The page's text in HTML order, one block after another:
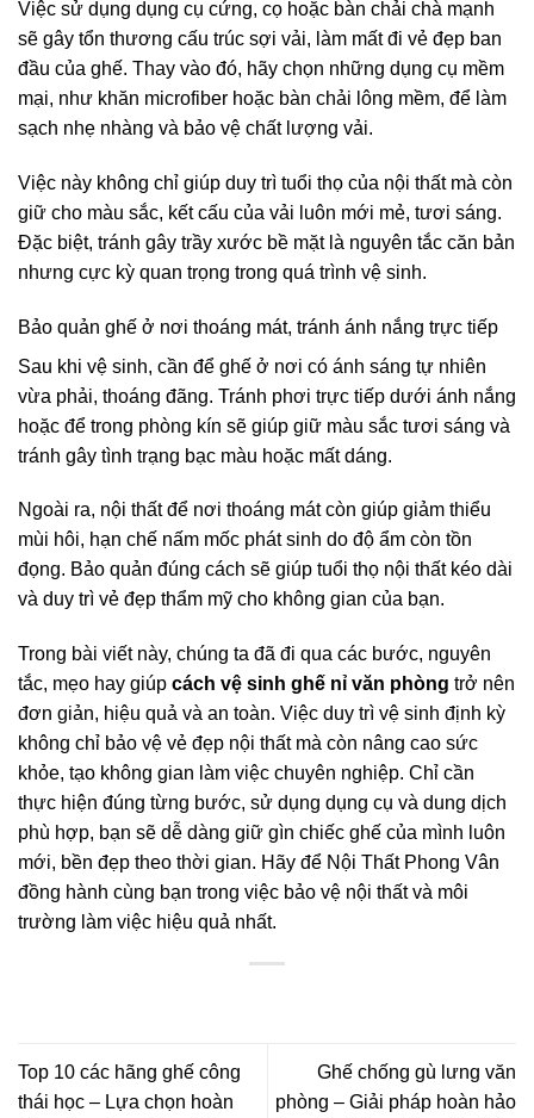
Việc sử dụng dụng cụ cứng, cọ hoặc bàn chải chà mạnh
sẽ gây tổn thương cấu trúc sợi vải, làm mất đi vẻ đẹp ban
đầu của ghế. Thay vào đó, hãy chọn những dụng cụ mềm
mại, như khăn microfiber hoặc bàn chải lông mềm, để làm
sạch nhẹ nhàng và bảo vệ chất lượng vải.
Việc này không chỉ giúp duy trì tuổi thọ của nội thất mà còn
giữ cho màu sắc, kết cấu của vải luôn mới mẻ, tươi sáng.
Đặc biệt, tránh gây trầy xước bề mặt là nguyên tắc căn bản
nhưng cực kỳ quan trọng trong quá trình vệ sinh.
Bảo quản ghế ở nơi thoáng mát, tránh ánh nắng trực tiếp
Sau khi vệ sinh, cần để ghế ở nơi có ánh sáng tự nhiên
vừa phải, thoáng đãng. Tránh phơi trực tiếp dưới ánh nắng
hoặc để trong phòng kín sẽ giúp giữ màu sắc tươi sáng và
tránh gây tình trạng bạc màu hoặc mất dáng.
Ngoài ra, nội thất để nơi thoáng mát còn giúp giảm thiểu
mùi hôi, hạn chế nấm mốc phát sinh do độ ẩm còn tồn
đọng. Bảo quản đúng cách sẽ giúp tuổi thọ nội thất kéo dài
và duy trì vẻ đẹp thẩm mỹ cho không gian của bạn.
Trong bài viết này, chúng ta đã đi qua các bước, nguyên
tắc, mẹo hay giúp cách vệ sinh ghế nỉ văn phòng trở nên
đơn giản, hiệu quả và an toàn. Việc duy trì vệ sinh định kỳ
không chỉ bảo vệ vẻ đẹp nội thất mà còn nâng cao sức
khỏe, tạo không gian làm việc chuyên nghiệp. Chỉ cần
thực hiện đúng từng bước, sử dụng dụng cụ và dung dịch
phù hợp, bạn sẽ dễ dàng giữ gìn chiếc ghế của mình luôn
mới, bền đẹp theo thời gian. Hãy để Nội Thất Phong Vân
đồng hành cùng bạn trong việc bảo vệ nội thất và môi
trường làm việc hiệu quả nhất.
Top 10 các hãng ghế công
thái học – Lựa chọn hoàn
Ghế chống gù lưng văn
phòng – Giải pháp hoàn hảo